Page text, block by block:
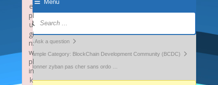
Menu
Forum
Navigation
Forum
breadcrumbs
You
Ask a question
Example Category: BlockChain Development Community (BCDC)
ordonner zyban pas cher sans ordo …
e
pl
u
gi
n:
w
pl
in
k